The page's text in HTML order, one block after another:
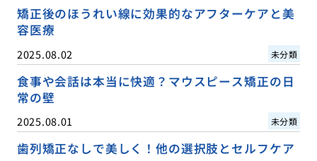
矯正後のほうれい線に効果的なアフターケアと美
容医療
2025.08.02 未分類
食事や会話は本当に快適？マウスピース矯正の日
常の壁
2025.08.01 未分類
歯列矯正なしで美しく！他の選択肢とセルフケア